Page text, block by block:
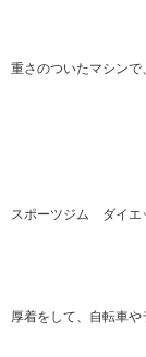
重さのついたマシン
スポーツジム ダイエ
厚着をして、自転車